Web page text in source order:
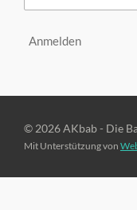
Anmelden
© 2026 AKbab - Die
Mit Unterstützung von